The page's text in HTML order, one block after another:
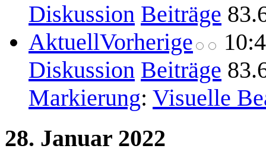
Diskussion Beiträge
AktuellVorherige
Diskussion Beiträge
Markierung: Visuelle
28. Januar 2022